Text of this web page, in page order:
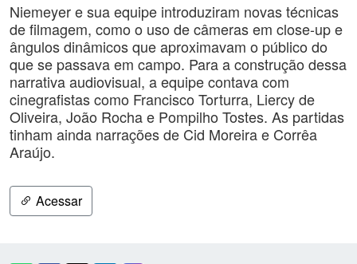
Niemeyer e sua equipe introduziram novas técnicas
de filmagem, como o uso de câmeras em close-up e
ângulos dinâmicos que aproximavam o público do
que se passava em campo. Para a construção dessa
narrativa audiovisual, a equipe contava com
cinegrafistas como Francisco Torturra, Liercy de
Oliveira, João Rocha e Pompilho Tostes. As partidas
tinham ainda narrações de Cid Moreira e Corrêa
Araújo.
Acessar